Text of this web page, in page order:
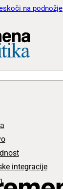
na podnožje
integracije